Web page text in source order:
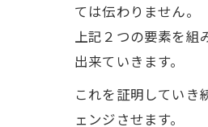
ては伝わりません。
上記２つの要素を組
出来ていきます。
これを証明してい
ェンジさせます。